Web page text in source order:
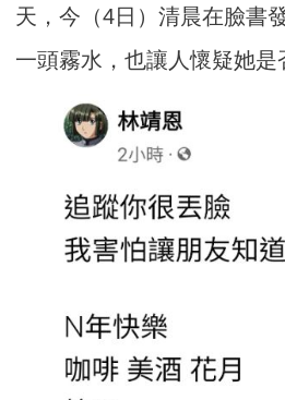
天，今（4日）清晨在臉書
一頭霧水，也讓人懷疑她是